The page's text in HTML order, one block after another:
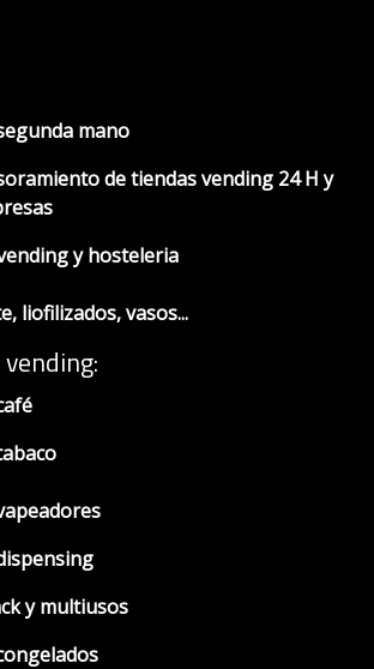
mano
de tiendas vending 24 H y
y hosteleria
liofilizados, vasos...
y multiusos